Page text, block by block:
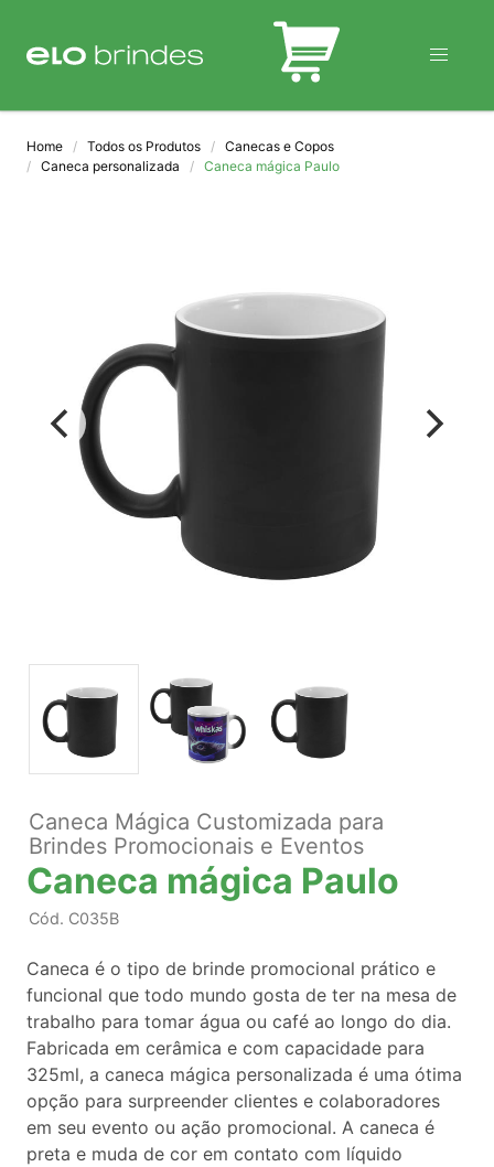
BLOG
Home Todos os Produtos
Canecas e Copos
Caneca personalizada
Caneca mágica Paulo
Caneca Mágica Customizada para
Brindes Promocionais e Eventos
Caneca mágica Paulo
Cód. C035B
Caneca é o tipo de brinde promocional prático e
funcional que todo mundo gosta de ter na mesa de
trabalho para tomar água ou café ao longo do dia.
Fabricada em cerâmica e com capacidade para
325ml, a caneca mágica personalizada é uma ótima
opção para surpreender clientes e colaboradores
em seu evento ou ação promocional. A caneca é
preta e muda de cor em contato com líquido